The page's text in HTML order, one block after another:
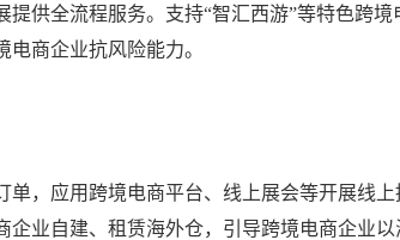
供全流程服务。支持“智汇西游”等特色跨境
商企业抗风险能力。
单，应用跨境电商平台、线上展会等开展线
业自建、租赁海外仓，引导跨境电商企业